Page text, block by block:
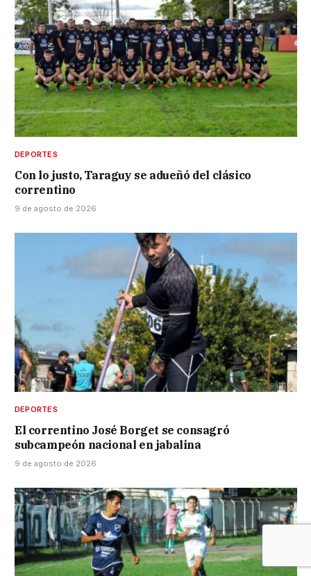
DEPORTES
Con lo justo, Taraguy se adueñó del clásico
correntino
9 de agosto de 2026
DEPORTES
El correntino José Borget se consagró
subcampeón nacional en jabalina
9 de agosto de 2026